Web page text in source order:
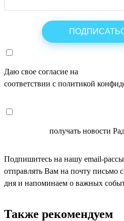
Даю свое согласие на
соответствии с политикой
получать новости
Подпишитесь на нашу email-
отправлять Вам на почту письмо
дня и напоминаем о важных
Также рекомендуем